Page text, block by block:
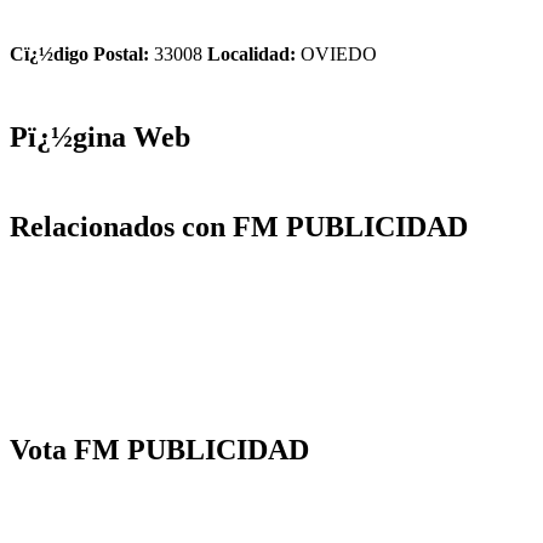
Cï¿½digo Postal: 33008 Localidad: OVIEDO
Pï¿½gina Web
Relacionados con FM PUBLICIDAD
Vota FM PUBLICIDAD